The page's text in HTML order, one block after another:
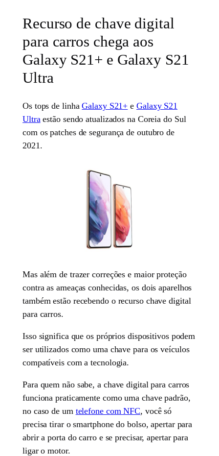
Recurso de chave digital
para carros chega aos
Galaxy S21+ e Galaxy S21
Ultra
Os tops de linhaGalaxy S21+ e Galaxy S21
Ultra estão sendo atualizados na Coreia do Sul
com os patches de segurança de outubro de
2021.
Mas além de trazer correções e maior proteção
contra as ameaças conhecidas, os dois aparelhos
também estão recebendo o recurso chave digital
para carros.
Isso significa que os próprios dispositivos podem
ser utilizados como uma chave para os veículos
compatíveis com a tecnologia.
Para quem não sabe, a chave digital para carros
funciona praticamente como uma chave padrão,
no caso de um telefone com NFC, você só
precisa tirar o smartphone do bolso, apertar para
abrir a porta do carro e se precisar, apertar para
ligar o motor.